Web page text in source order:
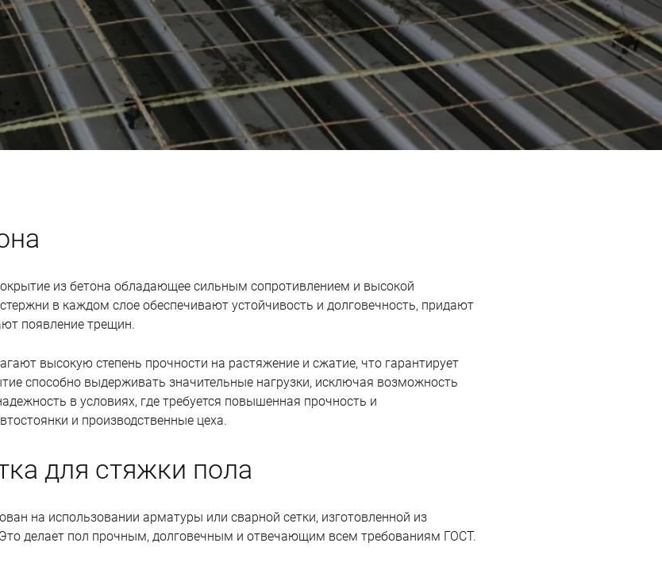
из бетона обладающее сильным сопротивлением и высокой
в каждом слое обеспечивают устойчивость и долговечность, придают
появление трещин.
высокую степень прочности на растяжение и сжатие, что гарантирует
способно выдерживать значительные нагрузки, исключая возможность
в условиях, где требуется повышенная прочность и
и производственные цеха.
для стяжки пола
на использовании арматуры или сварной сетки, изготовленной из
делает пол прочным, долговечным и отвечающим всем требованиям ГОСТ.